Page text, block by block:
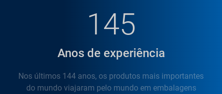
145
Anos de experiência
Nos últimos 144 anos, os produtos mais importantes
do mundo viajaram pelo mundo em embalagens